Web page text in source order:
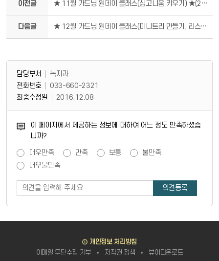
이전글 ★ 11월 가드닝 원데이 클래스(싱고니움 키우기) ★(25일 1자리 남음)
다음글 ★ 12월 가드닝 원데이 클래스(미니트리 만들기, 리스만들기) ★ 마감
담당부서 정보 & 컨텐츠 만족도 조사 담당부서 정보
담당부서
녹지과
전화번호
033-660-2321
최종수정일
2016.12.08
이 페이지에서 제공하는 정보에 대하여 어느 정도 만족하셨습
니까?
매우만족 만족 보통
불만족
매우불만족
개인정보 처리방침
이메일 무단수집 거부
저작권 정책 뷰어다운로드